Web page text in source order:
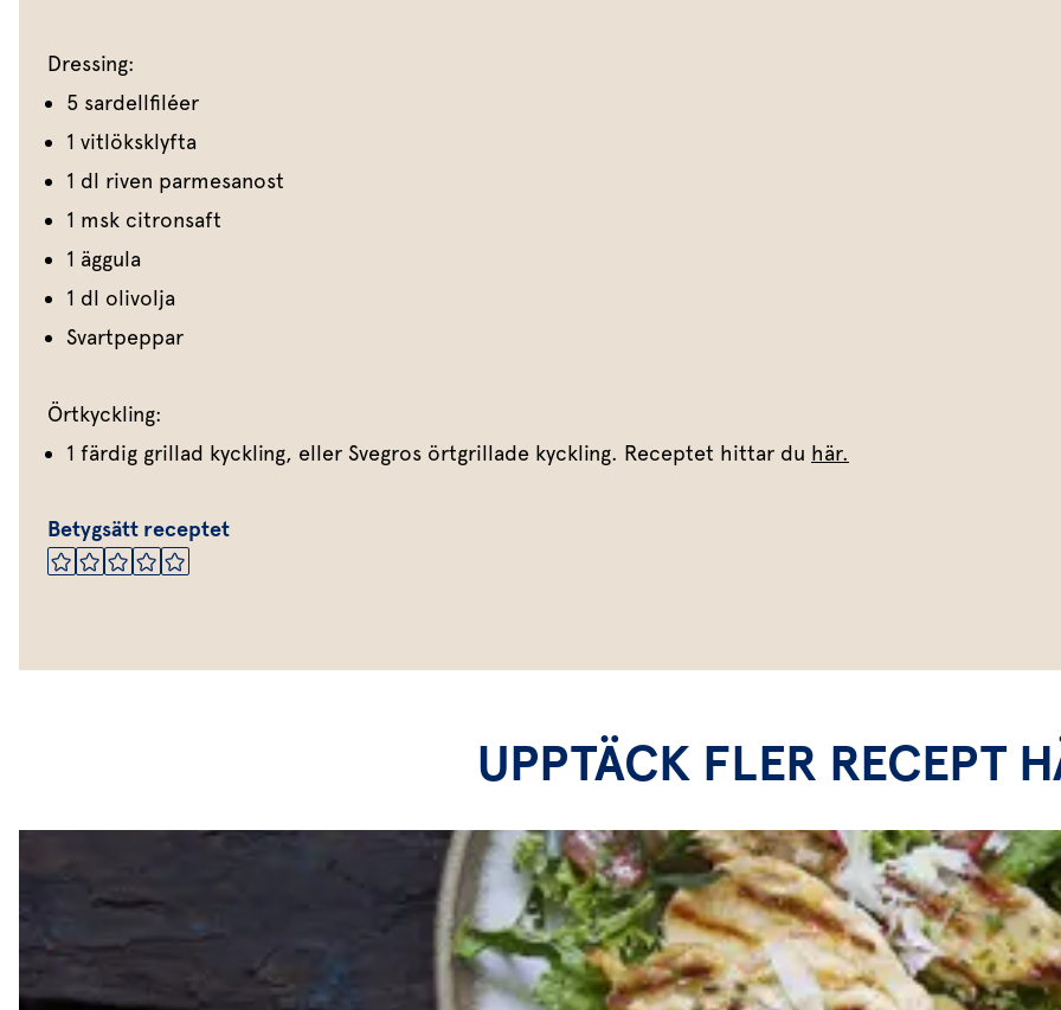
Dressing:
5 sardellfiléer
1 vitlöksklyfta
1 dl riven parmesanost
1 msk citronsaft
1 äggula
1 dl olivolja
Svartpeppar
Örtkyckling:
1 färdig grillad kyckling, eller Svegros örtgrillade kyckling. Receptet hittar du här.
Betygsätt receptet
UPPTÄCK FLER RECEPT